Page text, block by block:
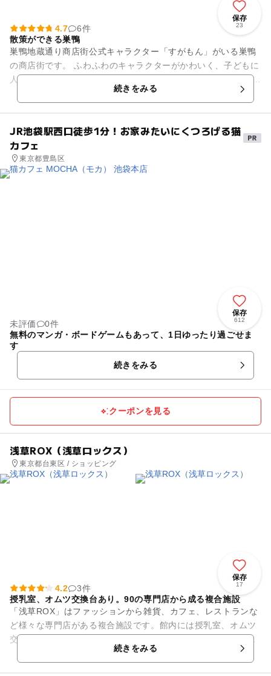
保存
23
4.7
6件
散策ができる巣鴨
巣鴨地蔵通り商店街公式キャラクター「すがもん」がいる巣鴨
の商店街です。 ふわふわのキャラクターがかわいく、子どもに
人気なので喜ぶこと間違いなしです。 JR巣鴨駅からも歩いてす
続きをみる
JR池袋駅西口徒歩1分！お家みたいにくつろげる猫
カフェ
東京都豊島区
保存
612
未評価
0件
無料のマンガ・ボードゲームもあって、1日ゆったり過ごせま
す
続きをみる
クーポンを見る
浅草ROX（浅草ロックス）
東京都台東区 / ショッピング
保存
17
4.2
3件
授乳室、オムツ交換台あり。90の専門店から成る複合施設
「浅草ROX」はファッションから雑貨、カフェ、レストランな
ど様々な専門店がある複合施設です。館内には授乳室、オムツ
交換台がありますので小さなお子さんも安心してお出かけ出来
ます。6階、7階には温浴...続きをみる